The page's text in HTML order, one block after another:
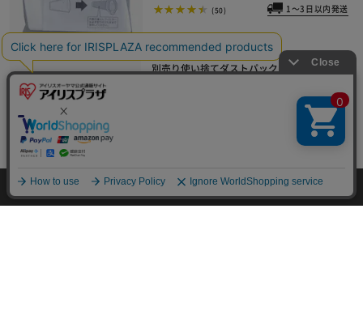
(50) 1～3日以内発送
別売り使い捨てダストパック CDP141
1～3日以内発送
HOME 探す ログイン お気に入り お知らせ